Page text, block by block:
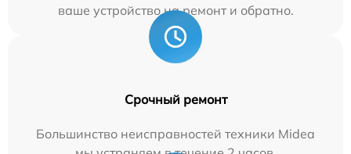
ваше устройство на ремонт и обратно.
Срочный ремонт
Большинство неисправностей техники Midea